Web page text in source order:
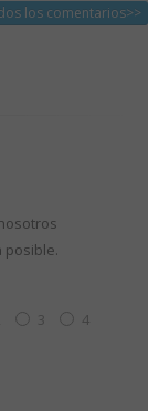
los comentarios>>
posible.
3
4